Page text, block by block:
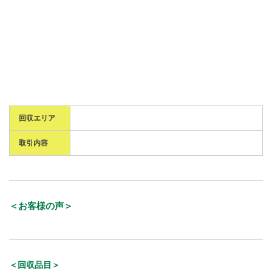
回収エリア
取引内容
＜お客様の声＞
＜回収品目＞